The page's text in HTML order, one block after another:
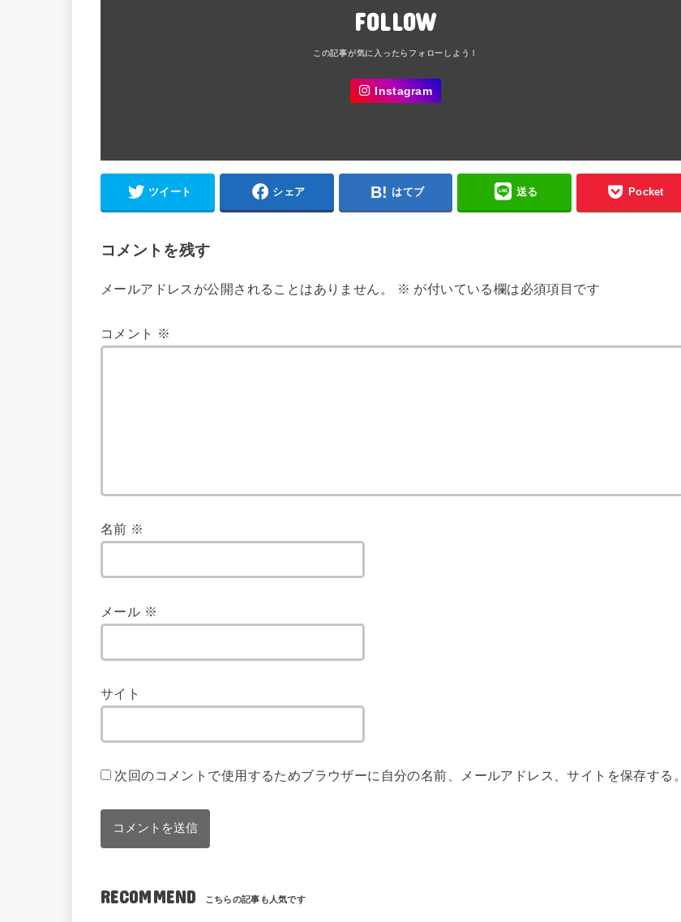
FOLLOW
Instagram
ツイート シェア はてブ 送る Pocket
コメントを残す
メールアドレスが公開されることはありません。 ※ が付いている欄は必須項目です
コメント ※
名前 ※
メール ※
サイト
次回のコメントで使用するためブラウザーに自分の名前、メールアドレス、サイトを保存する。
RECOMMEND